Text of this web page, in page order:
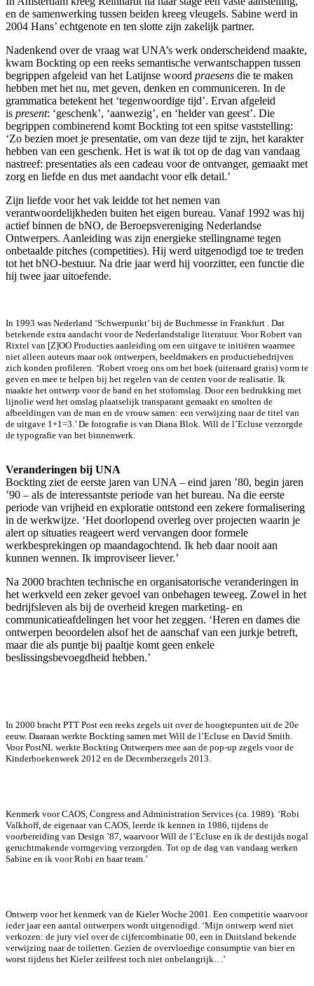
en de samenwerking tussen beiden kreeg vleugels. Sabine werd in
2004 Hans’ echtgenote en ten slotte zijn zakelijk partner.
Nadenkend over de vraag wat UNA’s werk onderscheidend maakte,
kwam Bockting op een reeks semantische verwantschappen tussen
begrippen afgeleid van het Latijnse woord praesens die te maken
hebben met het nu, met geven, denken en communiceren. In de
grammatica betekent het ‘tegenwoordige tijd’. Ervan afgeleid
is present: ‘geschenk’, ‘aanwezig’, en ‘helder van geest’. Die
begrippen combinerend komt Bockting tot een spitse vaststelling:
‘Zo bezien moet je presentatie, om van deze tijd te zijn, het karakter
hebben van een geschenk. Het is wat ik tot op de dag van vandaag
nastreef: presentaties als een cadeau voor de ontvanger, gemaakt met
zorg en liefde en dus met aandacht voor elk detail.’
Zijn liefde voor het vak leidde tot het nemen van
verantwoordelijkheden buiten het eigen bureau. Vanaf 1992 was hij
actief binnen de bNO, de Beroepsvereniging Nederlandse
Ontwerpers. Aanleiding was zijn energieke stellingname tegen
onbetaalde pitches (competities). Hij werd uitgenodigd toe te treden
tot het bNO-bestuur. Na drie jaar werd hij voorzitter, een functie die
hij twee jaar uitoefende.
In 1993 was Nederland ‘Schwerpunkt’ bij de Buchmesse in Frankfurt . Dat
betekende extra aandacht voor de Nederlandstalige literatuur. Voor Robert van
Rixtel van [Z]OO Producties aanleiding om een uitgave te initiëren waarmee
niet alleen auteurs maar ook ontwerpers, beeldmakers en productiebedrijven
zich konden profileren. ‘Robert vroeg ons om het boek (uiteraard gratis) vorm te
geven en mee te helpen bij het regelen van de centen voor de realisatie. Ik
maakte het ontwerp voor de band en het stofomslag. Door een bedrukking met
lijnolie werd het omslag plaatselijk transparant gemaakt en smolten de
afbeeldingen van de man en de vrouw samen: een verwijzing naar de titel van
de uitgave 1+1=3.’ De fotografie is van Diana Blok. Will de l’Ecluse verzorgde
de typografie van het binnenwerk.
Veranderingen bij UNA
Bockting ziet de eerste jaren van UNA – eind jaren ’80, begin jaren
’90 – als de interessantste periode van het bureau. Na die eerste
periode van vrijheid en exploratie ontstond een zekere formalisering
in de werkwijze. ‘Het doorlopend overleg over projecten waarin je
alert op situaties reageert werd vervangen door formele
werkbesprekingen op maandagochtend. Ik heb daar nooit aan
kunnen wennen. Ik improviseer liever.’
Na 2000 brachten technische en organisatorische veranderingen in
het werkveld een zeker gevoel van onbehagen teweeg. Zowel in het
bedrijfsleven als bij de overheid kregen marketing- en
communicatieafdelingen het voor het zeggen. ‘Heren en dames die
ontwerpen beoordelen alsof het de aanschaf van een jurkje betreft,
maar die als puntje bij paaltje komt geen enkele
beslissingsbevoegdheid hebben.’
In 2000 bracht PTT Post een reeks zegels uit over de hoogtepunten uit de 20e
eeuw. Daaraan werkte Bockting samen met Will de l’Ecluse en David Smith.
Voor PostNL werkte Bockting Ontwerpers mee aan de pop-up zegels voor de
Kinderboekenweek 2012 en de Decemberzegels 2013.
Kenmerk voor CAOS, Congress and Administration Services (ca. 1989). ‘Robi
Valkhoff, de eigenaar van CAOS, leerde ik kennen in 1986, tijdens de
voorbereiding van Design ’87, waarvoor Will de l’Ecluse en ik de destijds nogal
geruchtmakende vormgeving verzorgden. Tot op de dag van vandaag werken
Sabine en ik voor Robi en haar team.’
Ontwerp voor het kenmerk van de Kieler Woche 2001. Een competitie waarvoor
ieder jaar een aantal ontwerpers wordt uitgenodigd. ‘Mijn ontwerp werd niet
verkozen: de jury viel over de cijfercombinatie 00, een in Duitsland bekende
verwijzing naar de toiletten. Gezien de overvloedige consumptie van bier en
worst tijdens het Kieler zeilfeest toch niet onbelangrijk…’